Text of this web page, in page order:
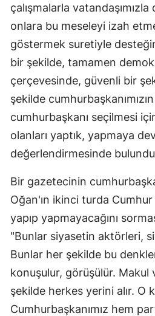
çalışmalarla
onlara bu meseleyi izah
göstermek suretiyle
bir şekilde, tamamen
çerçevesinde, güvenli bir
şekilde
cumhurbaşkanı seçilmesi
olanları yaptık, yapmaya
değerlendirmesinde
Bir gazetecinin
Oğan'ın ikinci turda
yapıp yapmayacağını
"Bunlar siyasetin aktörleri,
Bunlar her şekilde bu
konuşulur, görüşülür. Makul
şekilde herkes yerini alır. O
Cumhurbaşkanımız hem